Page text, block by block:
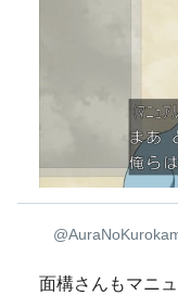
面構さんもマニ